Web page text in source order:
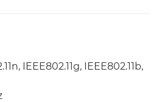
IEEE802.11g, IEEE802.11b,